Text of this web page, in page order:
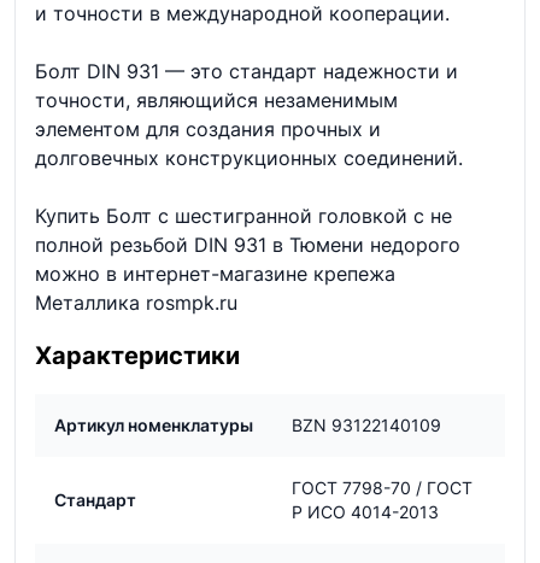
и точности в международной кооперации.
Болт DIN 931 — это стандарт надежности и
точности, являющийся незаменимым
элементом для создания прочных и
долговечных конструкционных соединений.
Купить Болт с шестигранной головкой с не
полной резьбой DIN 931 в Тюмени недорого
можно в интернет-магазине крепежа
Металлика rosmpk.ru
Характеристики
Артикул номенклатуры BZN 93122140109
Стандарт
ГОСТ 7798-70 / ГОСТ
Р ИСО 4014-2013